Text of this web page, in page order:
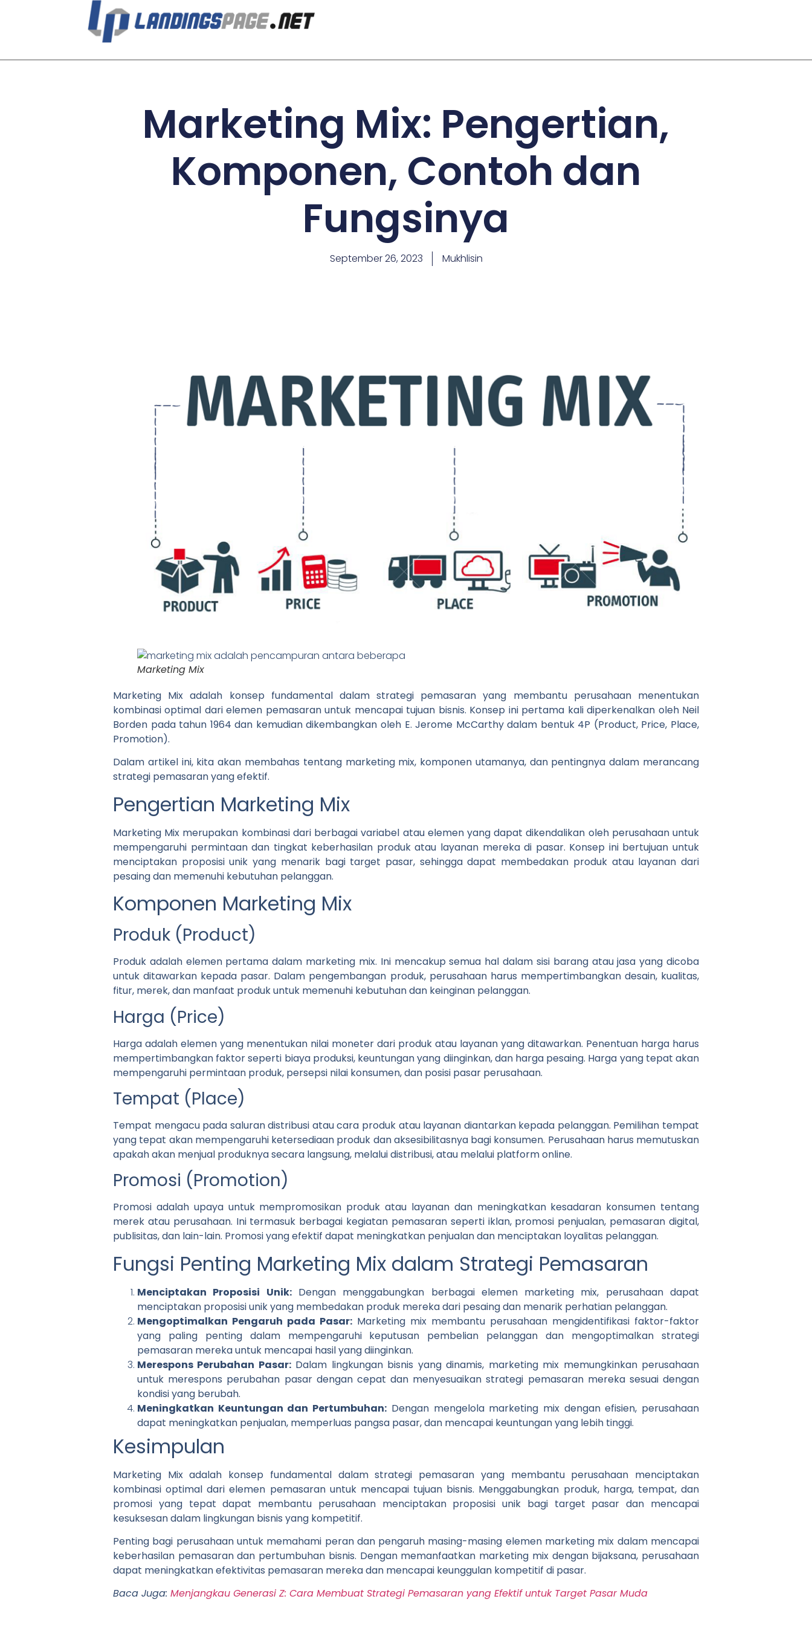
Marketing Mix: Pengertian,
Komponen, Contoh dan
Fungsinya
September 26, 2023 Mukhlisin
Marketing Mix
Marketing Mix adalah konsep fundamental dalam strategi pemasaran yang membantu perusahaan menentukan
kombinasi optimal dari elemen pemasaran untuk mencapai tujuan bisnis. Konsep ini pertama kali diperkenalkan oleh Neil
Borden pada tahun 1964 dan kemudian dikembangkan oleh E. Jerome McCarthy dalam bentuk 4P (Product, Price, Place,
Promotion).
Dalam artikel ini, kita akan membahas tentang marketing mix, komponen utamanya, dan pentingnya dalam merancang
strategi pemasaran yang efektif.
Pengertian Marketing Mix
Marketing Mix merupakan kombinasi dari berbagai variabel atau elemen yang dapat dikendalikan oleh perusahaan untuk
mempengaruhi permintaan dan tingkat keberhasilan produk atau layanan mereka di pasar. Konsep ini bertujuan untuk
menciptakan proposisi unik yang menarik bagi target pasar, sehingga dapat membedakan produk atau layanan dari
pesaing dan memenuhi kebutuhan pelanggan.
Komponen Marketing Mix
Produk (Product)
Produk adalah elemen pertama dalam marketing mix. Ini mencakup semua hal dalam sisi barang atau jasa yang dicoba
untuk ditawarkan kepada pasar. Dalam pengembangan produk, perusahaan harus mempertimbangkan desain, kualitas,
fitur, merek, dan manfaat produk untuk memenuhi kebutuhan dan keinginan pelanggan.
Harga (Price)
Harga adalah elemen yang menentukan nilai moneter dari produk atau layanan yang ditawarkan. Penentuan harga harus
mempertimbangkan faktor seperti biaya produksi, keuntungan yang diinginkan, dan harga pesaing. Harga yang tepat akan
mempengaruhi permintaan produk, persepsi nilai konsumen, dan posisi pasar perusahaan.
Tempat (Place)
Tempat mengacu pada saluran distribusi atau cara produk atau layanan diantarkan kepada pelanggan. Pemilihan tempat
yang tepat akan mempengaruhi ketersediaan produk dan aksesibilitasnya bagi konsumen. Perusahaan harus memutuskan
apakah akan menjual produknya secara langsung, melalui distribusi, atau melalui platform online.
Promosi (Promotion)
Promosi adalah upaya untuk mempromosikan produk atau layanan dan meningkatkan kesadaran konsumen tentang
merek atau perusahaan. Ini termasuk berbagai kegiatan pemasaran seperti iklan, promosi penjualan, pemasaran digital,
publisitas, dan lain-lain. Promosi yang efektif dapat meningkatkan penjualan dan menciptakan loyalitas pelanggan.
Fungsi Penting Marketing Mix dalam Strategi Pemasaran
Menciptakan Proposisi Unik:Dengan menggabungkan berbagai elemen marketing mix, perusahaan dapat
menciptakan proposisi unik yang membedakan produk mereka dari pesaing dan menarik perhatian pelanggan.
Mengoptimalkan Pengaruh pada Pasar: Marketing mix membantu perusahaan mengidentifikasi faktor-faktor
yang paling penting dalam mempengaruhi keputusan pembelian pelanggan dan mengoptimalkan strategi
pemasaran mereka untuk mencapai hasil yang diinginkan.
Merespons Perubahan Pasar:Dalam lingkungan bisnis yang dinamis, marketing mix memungkinkan perusahaan
untuk merespons perubahan pasar dengan cepat dan menyesuaikan strategi pemasaran mereka sesuai dengan
kondisi yang berubah.
Meningkatkan Keuntungan dan Pertumbuhan: Dengan mengelola marketing mix dengan efisien, perusahaan
dapat meningkatkan penjualan, memperluas pangsa pasar, dan mencapai keuntungan yang lebih tinggi.
Kesimpulan
Marketing Mix adalah konsep fundamental dalam strategi pemasaran yang membantu perusahaan menciptakan
kombinasi optimal dari elemen pemasaran untuk mencapai tujuan bisnis. Menggabungkan produk, harga, tempat, dan
promosi yang tepat dapat membantu perusahaan menciptakan proposisi unik bagi target pasar dan mencapai
kesuksesan dalam lingkungan bisnis yang kompetitif.
Penting bagi perusahaan untuk memahami peran dan pengaruh masing-masing elemen marketing mix dalam mencapai
keberhasilan pemasaran dan pertumbuhan bisnis. Dengan memanfaatkan marketing mix dengan bijaksana, perusahaan
dapat meningkatkan efektivitas pemasaran mereka dan mencapai keunggulan kompetitif di pasar.
Baca Juga: Menjangkau Generasi Z: Cara Membuat Strategi Pemasaran yang Efektif untuk Target Pasar Muda